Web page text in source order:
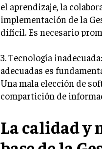
el aprendizaje, la
implementación de la
difícil. Es necesario
3. Tecnología
adecuadas es
Una mala elección de
compartición de
La calidad y